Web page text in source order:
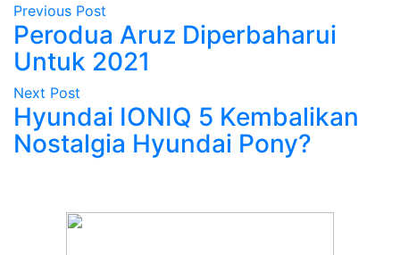
Previous Post
Perodua Aruz Diperbaharui
Untuk 2021
Next Post
Hyundai IONIQ 5 Kembalikan
Nostalgia Hyundai Pony?